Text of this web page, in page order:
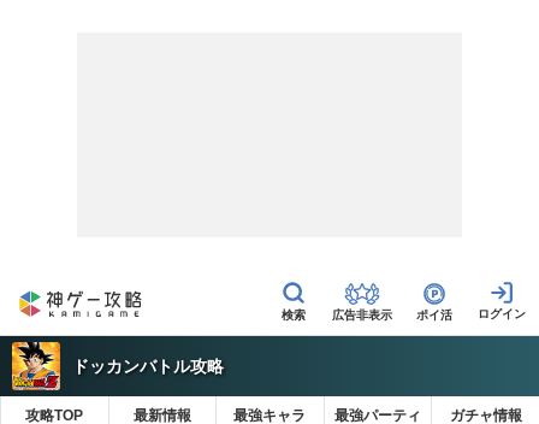
広告非表示 ポイ活
ドッカンバトル攻略
攻略TOP 最新情報 最強キャラ 最強パーティ ガチャ情報